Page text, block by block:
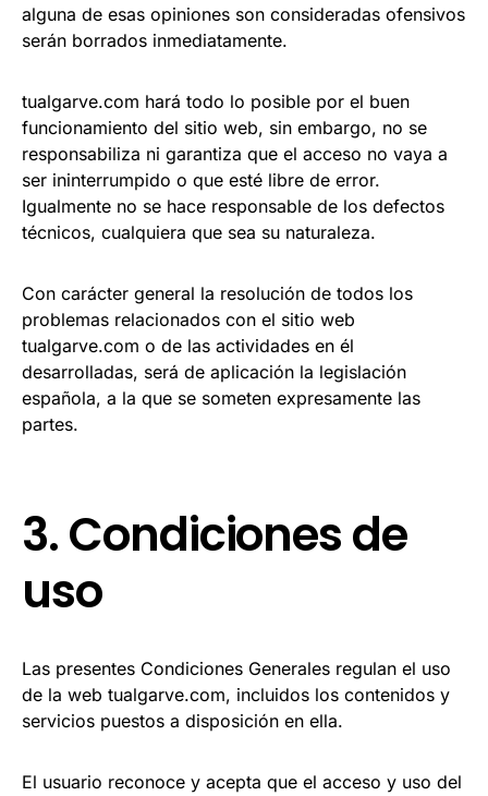
alguna de esas opiniones son consideradas ofensivos
serán borrados inmediatamente.
tualgarve.com hará todo lo posible por el buen
funcionamiento del sitio web, sin embargo, no se
responsabiliza ni garantiza que el acceso no vaya a
ser ininterrumpido o que esté libre de error.
Igualmente no se hace responsable de los defectos
técnicos, cualquiera que sea su naturaleza.
Con carácter general la resolución de todos los
problemas relacionados con el sitio web
tualgarve.com o de las actividades en él
desarrolladas, será de aplicación la legislación
española, a la que se someten expresamente las
partes.
3. Condiciones de
uso
Las presentes Condiciones Generales regulan el uso
de la web tualgarve.com, incluidos los contenidos y
servicios puestos a disposición en ella.
El usuario reconoce y acepta que el acceso y uso del